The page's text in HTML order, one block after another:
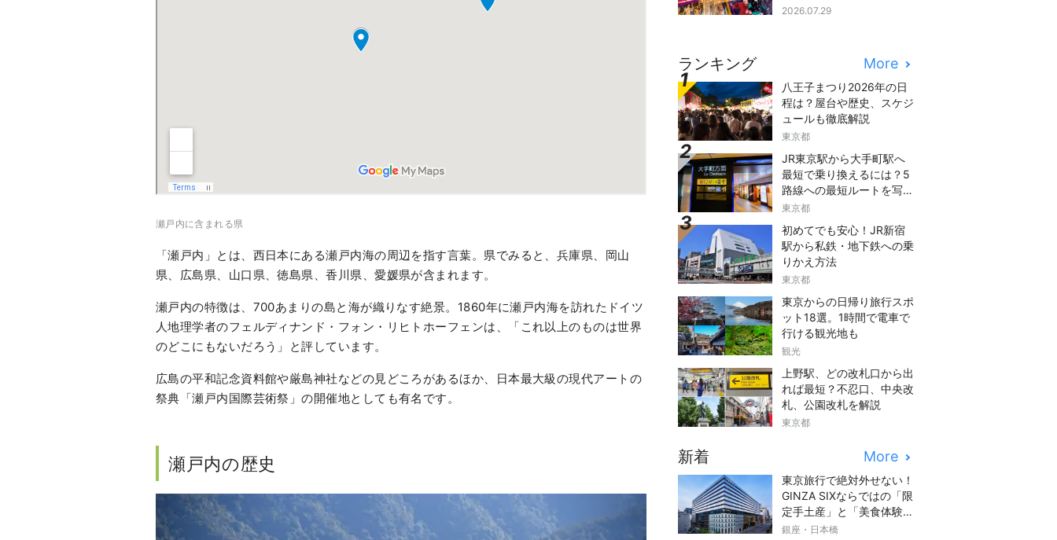
瀬戸内に含まれる県
「瀬戸内」とは、西日本にある瀬戸内海の周辺を指す言葉。県でみると、兵庫県、岡山
県、広島県、山口県、徳島県、香川県、愛媛県が含まれます。
瀬戸内の特徴は、700あまりの島と海が織りなす絶景。1860年に瀬戸内海を訪れたドイツ
人地理学者のフェルディナンド・フォン・リヒトホーフェンは、「これ以上のものは世界
のどこにもないだろう」と評しています。
広島の平和記念資料館や厳島神社などの見どころがあるほか、日本最大級の現代アートの
祭典「瀬戸内国際芸術祭」の開催地としても有名です。
瀬戸内の歴史
2026.07.29
ランキング More
八王子まつり2026年の日
程は？屋台や歴史、スケジ
ュールも徹底解説
東京都
JR東京駅から大手町駅へ
最短で乗り換えるには？5
路線への最短ルートを写真
つきでご紹介
東京都
初めてでも安心！JR新宿
駅から私鉄・地下鉄への乗
りかえ方法
東京都
東京からの日帰り旅行スポ
ット18選。1時間で電車で
行ける観光地も
観光
上野駅、どの改札口から出
れば最短？不忍口、中央改
札、公園改札を解説
東京都
新着 More
東京旅行で絶対外せない！
GINZA SIXならではの「限
定手土産」と「美食体験」
完全ガイド
銀座・日本橋